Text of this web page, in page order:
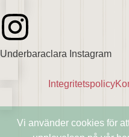
Underbaraclara Instagram
Integritetspolicy
Vi använder cookies för